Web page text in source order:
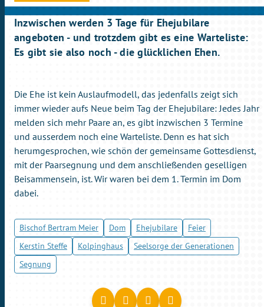
Inzwischen werden 3 Tage für Ehejubilare
angeboten - und trotzdem gibt es eine Warteliste:
Es gibt sie also noch - die glücklichen Ehen.
Die Ehe ist kein Auslaufmodell, das jedenfalls zeigt sich
immer wieder aufs Neue beim Tag der Ehejubilare: Jedes Jahr
melden sich mehr Paare an, es gibt inzwischen 3 Termine
und ausserdem noch eine Warteliste. Denn es hat sich
herumgesprochen, wie schön der gemeinsame Gottesdienst,
mit der Paarsegnung und dem anschließenden geselligen
Beisammensein, ist. Wir waren bei dem 1. Termin im Dom
dabei.
Bischof Bertram Meier Dom Ehejubilare
Feier
Kerstin Steffe
Kolpinghaus
Seelsorge der Generationen
Segnung